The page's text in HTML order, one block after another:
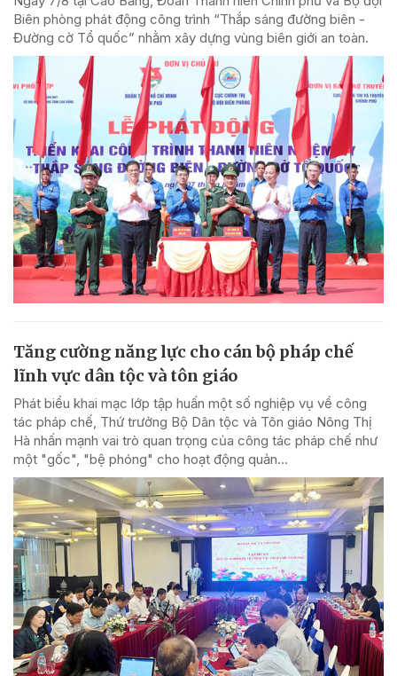
Biên phòng phát động công trình “Thắp sáng đường biên -
Đường cờ Tổ quốc” nhằm xây dựng vùng biên giới an toàn.
Tăng cường năng lực cho cán bộ pháp chế
lĩnh vực dân tộc và tôn giáo
Phát biểu khai mạc lớp tập huấn một số nghiệp vụ về công
tác pháp chế, Thứ trưởng Bộ Dân tộc và Tôn giáo Nông Thị
Hà nhấn mạnh vai trò quan trọng của công tác pháp chế như
một "gốc", "bệ phóng" cho hoạt động quản...